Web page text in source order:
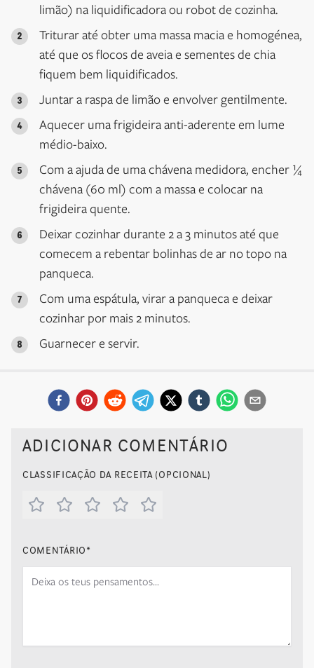
limão) na liquidificadora ou robot de cozinha.
Triturar até obter uma massa macia e homogénea,
até que os flocos de aveia e sementes de chia
fiquem bem liquidificados.
Juntar a raspa de limão e envolver gentilmente.
Aquecer uma frigideira anti-aderente em lume
médio-baixo.
Com a ajuda de uma chávena medidora, encher ¼
chávena (60 ml) com a massa e colocar na
frigideira quente.
Deixar cozinhar durante 2 a 3 minutos até que
comecem a rebentar bolinhas de ar no topo na
panqueca.
Com uma espátula, virar a panqueca e deixar
cozinhar por mais 2 minutos.
Guarnecer e servir.
ADICIONAR COMENTÁRIO
CLASSIFICAÇÃO DA RECEITA (OPCIONAL)
COMENTÁRIO *